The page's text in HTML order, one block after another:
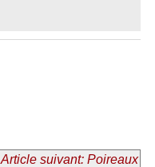
Article suivant: Poireaux